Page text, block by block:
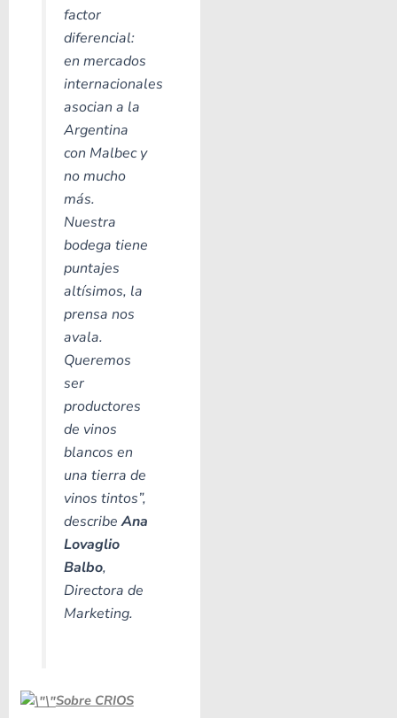
factor
diferencial:
en mercados
internacionales
asocian a la
Argentina
con Malbec y
no mucho
más.
Nuestra
bodega tiene
puntajes
altísimos, la
prensa nos
avala.
Queremos
ser
productores
de vinos
blancos en
una tierra de
vinos tintos”,
describeAna
Lovaglio
Balbo,
Directora de
Marketing.
Sobre CRIOS